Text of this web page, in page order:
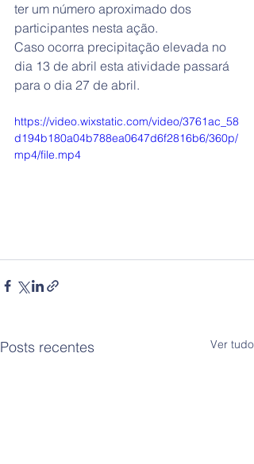
ter um número aproximado dos
participantes nesta ação.
Caso ocorra precipitação elevada no
dia 13 de abril esta atividade passará
para o dia 27 de abril.
https://video.wixstatic.com/video/3761ac_58
d194b180a04b788ea0647d6f2816b6/360p/
mp4/file.mp4
Posts recentes Ver tudo